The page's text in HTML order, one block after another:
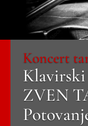
Koncert
ZVEN